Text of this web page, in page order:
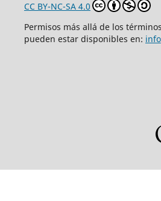
CC BY-NC-SA 4.0
Permisos más allá de los
pueden estar disponibles en: